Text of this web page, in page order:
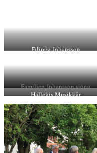
Filippa Johansson
Familjen Johansson sjöng
Hällekis Musikkår